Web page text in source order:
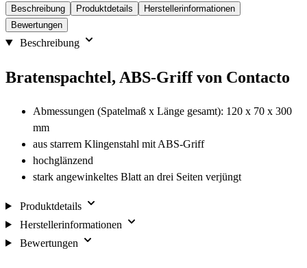
Beschreibung Produktdetails
Herstellerinformationen
Bewertungen
Beschreibung
Bratenspachtel, ABS-Griff von Contacto
Abmessungen (Spatelmaß x Länge gesamt): 120 x 70 x 300
mm
aus starrem Klingenstahl mit ABS-Griff
hochglänzend
stark angewinkeltes Blatt an drei Seiten verjüngt
Produktdetails
Herstellerinformationen
Bewertungen